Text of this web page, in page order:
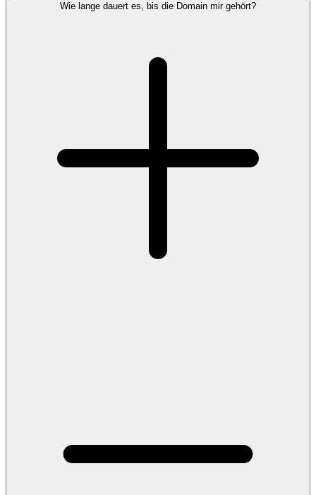
Wie lange dauert es, bis die Domain mir gehört?